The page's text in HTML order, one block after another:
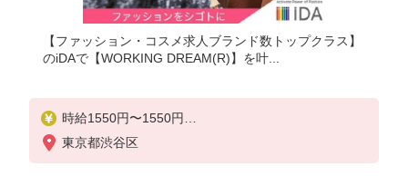
【ファッション・コスメ求人ブランド数トップクラス】
のiDAで【WORKING DREAM(R)】を叶...
時給1550円〜1550円
●ご経験・スキルにより考慮致します
●昇給あり
東京都渋谷区